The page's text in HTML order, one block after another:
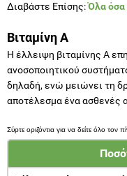
Διαβάστε Επίσης:Όλα όσα
Βιταμίνη Α
Η έλλειψη βιταμίνης Α
ανοσοποιητικού
δηλαδή, ενώ μειώνει τη
αποτέλεσμα ένα ασθενές